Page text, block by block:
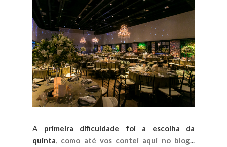
A primeira dificuldade foi a escolha da
quinta, como até vos contei aqui no blog...